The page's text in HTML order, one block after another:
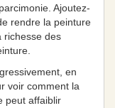
Ajoutez-
rendre la peinture
richesse des
en
voir comment la
peut affaiblir